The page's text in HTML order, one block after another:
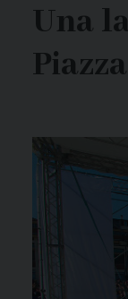
Una